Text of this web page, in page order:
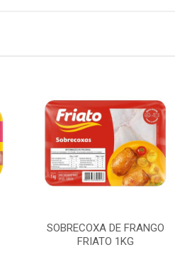
SOBRECOXA DE FRANGO
FRIATO 1KG